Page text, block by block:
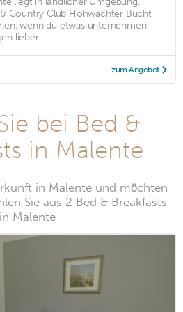
Country Club Hohwachter Bucht
wenn du etwas unternehmen
lieber ...
zum Angebot
bei Bed &
in Malente
in Malente und möchten
Sie aus 2 Bed & Breakfasts
in Malente